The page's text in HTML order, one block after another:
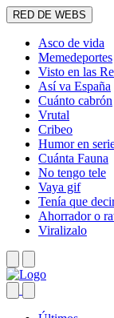
RED DE WEBS
Asco de vida
Memedeportes
Visto en las
Así va España
Cuánto cabrón
Vrutal
Cribeo
Humor en
Cuánta Fauna
No tengo tele
Vaya gif
Tenía que
Ahorrador o
Viralizalo